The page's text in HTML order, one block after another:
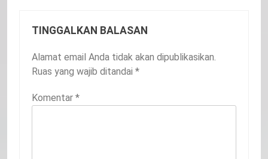
TINGGALKAN BALASAN
Alamat email Anda tidak akan dipublikasikan.
Ruas yang wajib ditandai *
Komentar *